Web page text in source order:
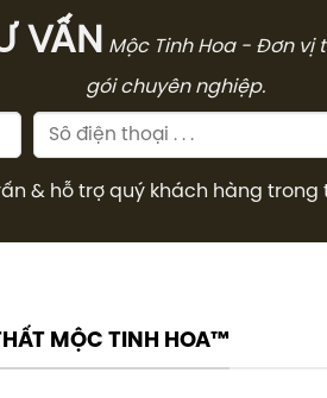
VẤN Mộc Tinh Hoa - Đơn vị
gói chuyên nghiệp.
& hỗ trợ quý khách hàng
MỘC TINH HOA™